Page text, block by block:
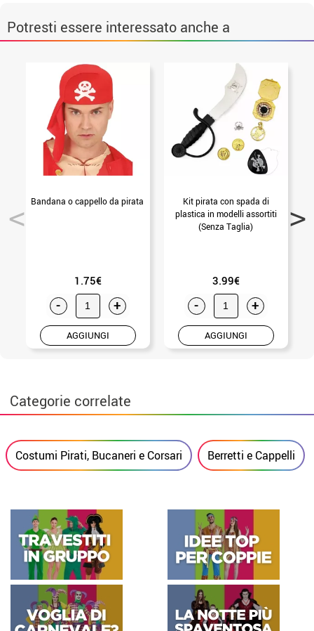
Potresti essere interessato anche a
Bandana o cappello da pirata
1.75€
- +
AGGIUNGI
Kit pirata con spada di
plastica in modelli assortiti
(Senza Taglia)
3.99€
- +
AGGIUNGI
Categorie correlate
Costumi Pirati, Bucaneri e Corsari Berretti e Cappelli